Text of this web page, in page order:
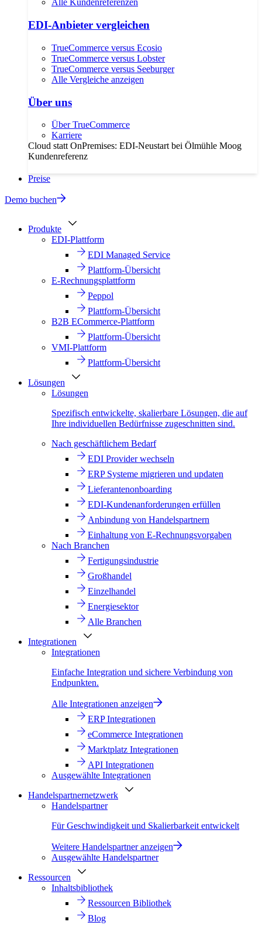
Alle Kundenreferenzen
EDI-Anbieter vergleichen
TrueCommerce versus Ecosio
TrueCommerce versus Lobster
TrueCommerce versus Seeburger
Alle Vergleiche anzeigen
Über uns
Über TrueCommerce
Karriere
Cloud statt OnPremises: EDI-Neustart bei Ölmühle Moog
Kundenreferenz
Preise
Demo buchen
Produkte
EDI-Plattform
EDI Managed Service
Plattform-Übersicht
E-Rechnungsplattform
Peppol
Plattform-Übersicht
B2B ECommerce-Plattform
Plattform-Übersicht
VMI-Plattform
Plattform-Übersicht
Lösungen
Lösungen
Spezifisch entwickelte, skalierbare Lösungen, die auf
Ihre individuellen Bedürfnisse zugeschnitten sind.
Nach geschäftlichem Bedarf
EDI Provider wechseln
ERP Systeme migrieren und updaten
Lieferantenonboarding
EDI-Kundenanforderungen erfüllen
Anbindung von Handelspartnern
Einhaltung von E-Rechnungsvorgaben
Nach Branchen
Fertigungsindustrie
Großhandel
Einzelhandel
Energiesektor
Alle Branchen
Integrationen
Integrationen
Einfache Integration und sichere Verbindung von
Endpunkten.
Alle Integrationen anzeigen
ERP Integrationen
eCommerce Integrationen
Marktplatz Integrationen
API Integrationen
Ausgewählte Integrationen
Handelspartnernetzwerk
Handelspartner
Für Geschwindigkeit und Skalierbarkeit entwickelt
Weitere Handelspartner anzeigen
Ausgewählte Handelspartner
Ressourcen
Inhaltsbibliothek
Ressourcen Bibliothek
Blog